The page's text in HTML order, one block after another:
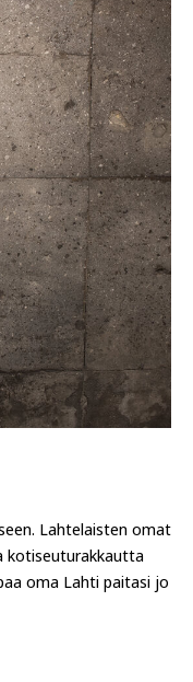
Lahtelaisten omat
kotiseuturakkautta
oma Lahti paitasi jo